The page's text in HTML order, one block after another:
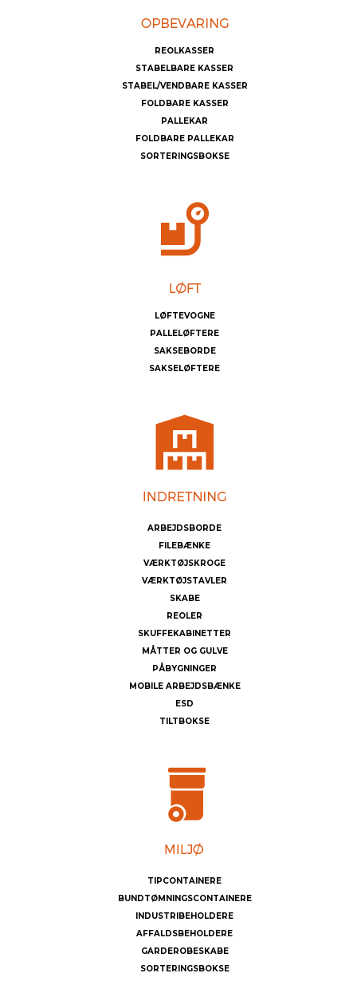
REOLKASSER
STABELBARE KASSER
STABEL/VENDBARE KASSER
FOLDBARE KASSER
PALLEKAR
FOLDBARE PALLEKAR
SORTERINGSBOKSE
LØFTEVOGNE
PALLELØFTERE
SAKSEBORDE
SAKSELØFTERE
ARBEJDSBORDE
FILEBÆNKE
VÆRKTØJSKROGE
VÆRKTØJSTAVLER
SKABE
REOLER
SKUFFEKABINETTER
MÅTTER OG GULVE
PÅBYGNINGER
MOBILE ARBEJDSBÆNKE
ESD
TILTBOKSE
TIPCONTAINERE
BUNDTØMNINGSCONTAINERE
INDUSTRIBEHOLDERE
AFFALDSBEHOLDERE
GARDEROBESKABE
SORTERINGSBOKSE